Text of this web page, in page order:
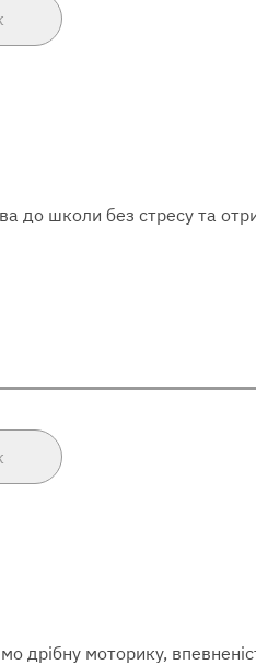
до школи без стресу та
моторику,